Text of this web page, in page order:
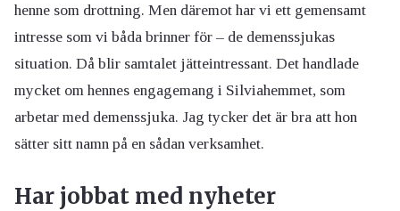
henne som drottning. Men däremot har vi ett gemensamt
intresse som vi båda brinner för – de demenssjukas
situation. Då blir samtalet jätteintressant. Det handlade
mycket om hennes engagemang i Silviahemmet, som
arbetar med demenssjuka. Jag tycker det är bra att hon
sätter sitt namn på en sådan verksamhet.
Har jobbat med nyheter